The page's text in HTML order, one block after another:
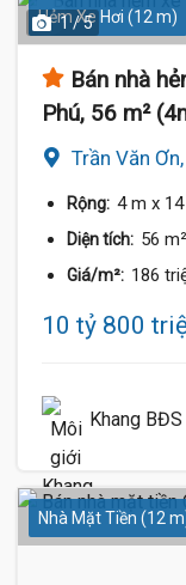
Hẻm Xe Hơi (12 m)
1 / 5
Bán nhà
Phú, 56 m²
Trần Văn
Rộng: 4 m x
Diện tích: 56 m²
Giá/m²: 186
10 tỷ 800
Khang BĐS
Nhà Mặt Tiền (12